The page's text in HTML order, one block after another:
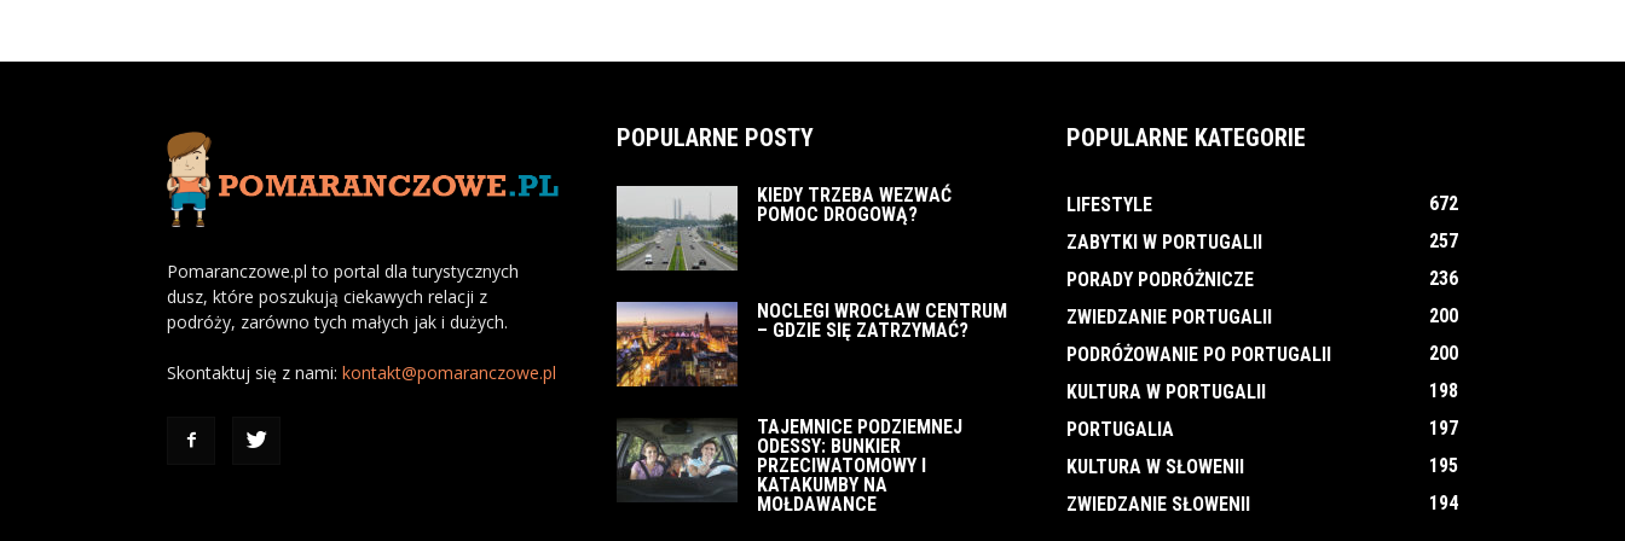
Pomaranczowe.pl to portal dla turystycznych
dusz, które poszukują ciekawych relacji z
podróży, zarówno tych małych jak i dużych.
Skontaktuj się z nami: kontakt@pomaranczowe.pl
POPULARNE POSTY
KIEDY TRZEBA WEZWAĆ
POMOC DROGOWĄ?
NOCLEGI WROCŁAW CENTRUM
– GDZIE SIĘ ZATRZYMAĆ?
TAJEMNICE PODZIEMNEJ
ODESSY: BUNKIER
PRZECIWATOMOWY I
KATAKUMBY NA
MOŁDAWANCE
POPULARNE KATEGORIE
LIFESTYLE
672
ZABYTKI W PORTUGALII
257
PORADY PODRÓŻNICZE
236
ZWIEDZANIE PORTUGALII
200
PODRÓŻOWANIE PO PORTUGALII
200
KULTURA W PORTUGALII
198
PORTUGALIA
197
KULTURA W SŁOWENII
195
ZWIEDZANIE SŁOWENII
194